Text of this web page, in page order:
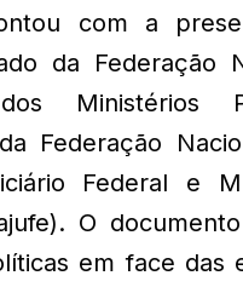
com a
da Federação
Ministérios
Federação
Federal e
O
em face das